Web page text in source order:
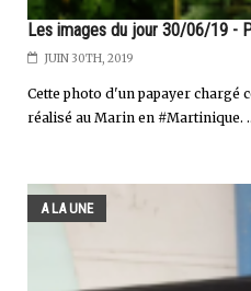
Les images du jour 30/06/19 -
JUIN 30TH, 2019
Cette photo d'un papayer chargé
réalisé au Marin en #Martinique.
A LA UNE